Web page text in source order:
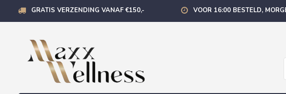
GRATIS VERZENDING VANAF €150,- VOOR 16:00 BESTELD,